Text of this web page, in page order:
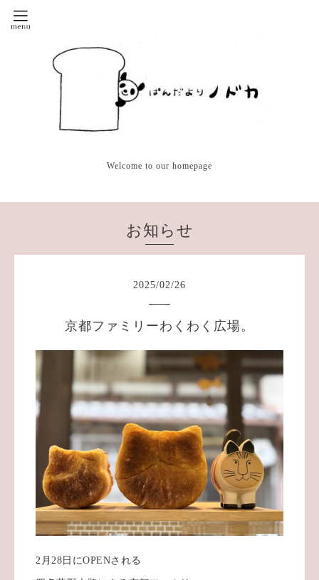
Welcome to our homepage
お知らせ
2025/02/26
京都ファミリーわくわく広場。
2月28日にOPENされる